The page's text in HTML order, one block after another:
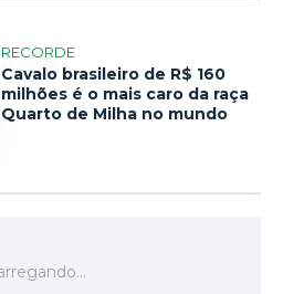
RECORDE
Cavalo brasileiro de R$ 160
milhões é o mais caro da raça
Quarto de Milha no mundo